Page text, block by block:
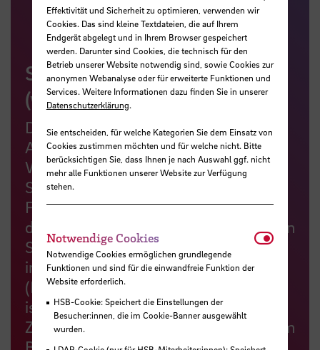
Studienangebote
(weiter)entwickeln
Die Curriculumswerkstatt ist ein
Angebot zur Neugestaltung und
Weiterentwicklung von
Studienangeboten. Ziel ist die
Förderung einer strukturellen,
didaktisch-basierten und ganzheitlichen
Studiengangsentwicklung,
insbesondere im Rahmen von
(Re-)Akkreditierungsprozessen. Dazu
ist die Curriculumswerkstatt am
Zentrum für Lehren und Lernen (ZLL) im
Effektivität und Sicherheit zu optimieren, verwenden wir
Cookies. Das sind kleine Textdateien, die auf Ihrem
Endgerät abgelegt und in Ihrem Browser gespeichert
werden. Darunter sind Cookies, die technisch für den
Betrieb unserer Website notwendig sind, sowie Cookies zur
anonymen Webanalyse oder für erweiterte Funktionen und
Services. Weitere Informationen dazu finden Sie in unserer
Datenschutzerklärung.
Sie entscheiden, für welche Kategorien Sie dem Einsatz von
Cookies zustimmen möchten und für welche nicht. Bitte
berücksichtigen Sie, dass Ihnen je nach Auswahl ggf. nicht
mehr alle Funktionen unserer Website zur Verfügung
stehen.
Notwendige Cookies
Notwendige Cookies ermöglichen grundlegende
Funktionen und sind für die einwandfreie Funktion der
Website erforderlich.
HSB-Cookie: Speichert die Einstellungen der
Besucher:innen, die im Cookie-Banner ausgewählt
wurden.